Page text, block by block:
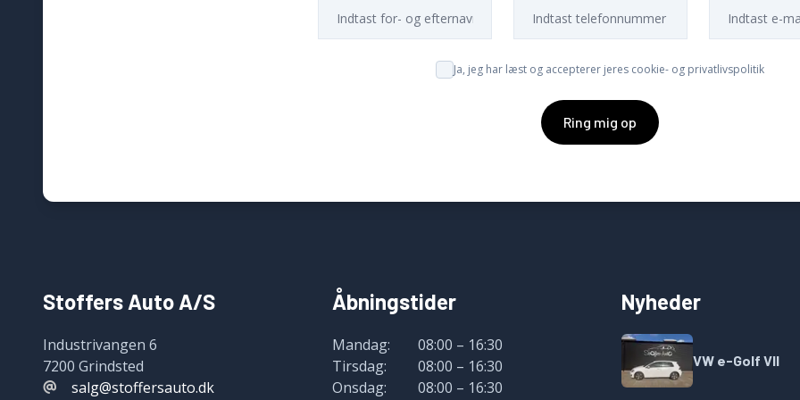
Ja, jeg har læst og accepterer jeres cookie- og privatlivspolitik
Ring mig op
Stoffers Auto A/S
Industrivangen 6
7200 Grindsted
salg@stoffersauto.dk
Åbningstider
Mandag:
08:00 – 16:30
Tirsdag:
08:00 – 16:30
Onsdag:
08:00 – 16:30
Nyheder
VW e-Golf VII